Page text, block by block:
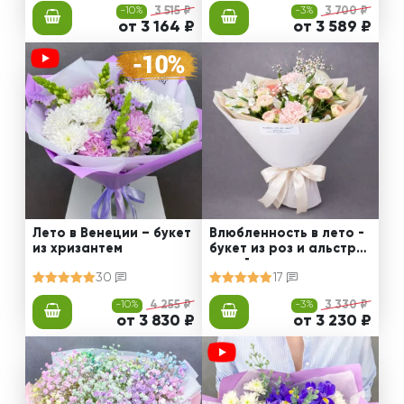
-10% 3 515 ₽
от 3 164 ₽
-3% 3 700 ₽
от 3 589 ₽
Лето в Венеции – букет
из хризантем
30
-10% 4 255 ₽
от 3 830 ₽
Влюбленность в лето -
букет из роз и альстро
мерий
17
-3% 3 330 ₽
от 3 230 ₽